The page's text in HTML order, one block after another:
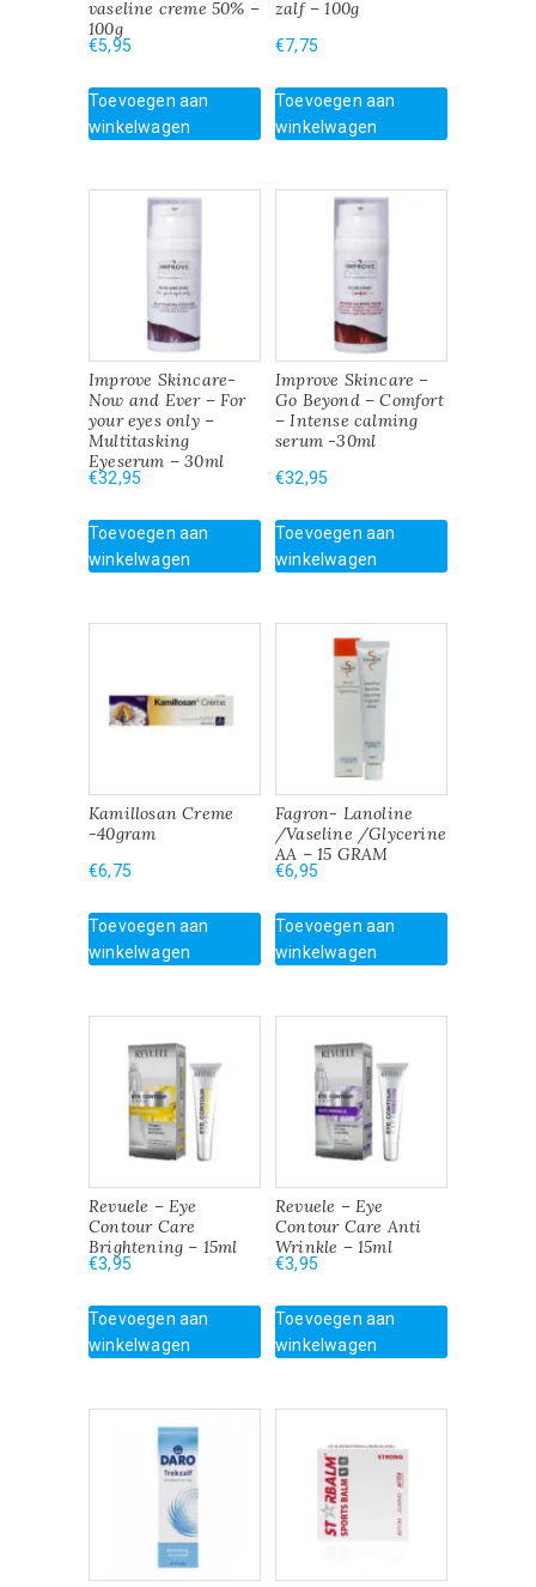
vaseline creme 50% –
100g
€5,95
Toevoegen aan
winkelwagen
zalf – 100g
€7,75
Toevoegen aan
winkelwagen
Improve Skincare-
Now and Ever – For
your eyes only –
Multitasking
Eyeserum – 30ml
€32,95
Toevoegen aan
winkelwagen
Improve Skincare –
Go Beyond – Comfort
– Intense calming
serum -30ml
€32,95
Toevoegen aan
winkelwagen
Kamillosan Creme
-40gram
€6,75
Toevoegen aan
winkelwagen
Fagron- Lanoline
/Vaseline /Glycerine
AA – 15 GRAM
€6,95
Toevoegen aan
winkelwagen
Revuele – Eye
Contour Care
Brightening – 15ml
€3,95
Toevoegen aan
winkelwagen
Revuele – Eye
Contour Care Anti
Wrinkle – 15ml
€3,95
Toevoegen aan
winkelwagen